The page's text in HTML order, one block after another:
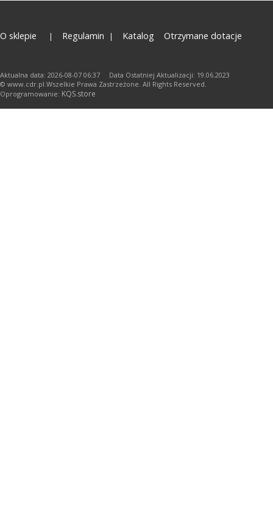
O sklepie Regulamin Katalog Otrzymane dotacje
Aktualna data: 2026-08-07 06:37 Data Ostatniej Aktualizacji: 19.06.2023
© www.cdr.pl.Wszelkie Prawa Zastrzeżone. All Rights Reserved.
Oprogramowanie: KQS.store